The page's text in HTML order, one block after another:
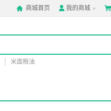
 商城首页  我的商城 
米面粮油